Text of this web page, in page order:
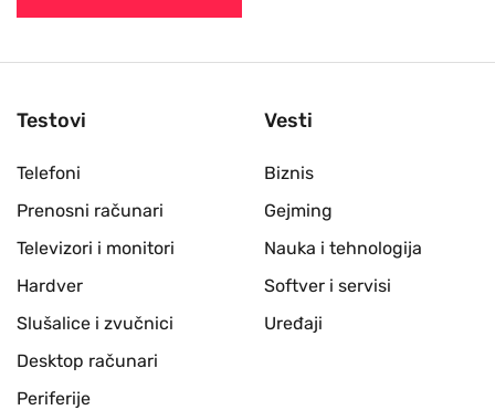
Testovi
Telefoni
Prenosni računari
Televizori i monitori
Hardver
Slušalice i zvučnici
Desktop računari
Periferije
Vesti
Biznis
Gejming
Nauka i tehnologija
Softver i servisi
Uređaji